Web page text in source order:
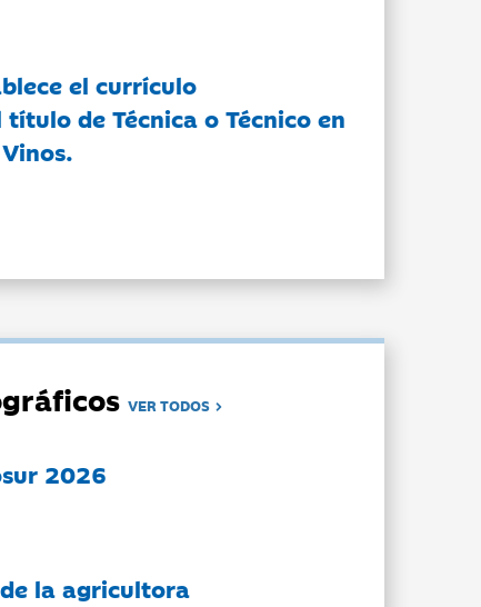
el currículo
de Técnica o Técnico en
VER TODOS
2026
la agricultora